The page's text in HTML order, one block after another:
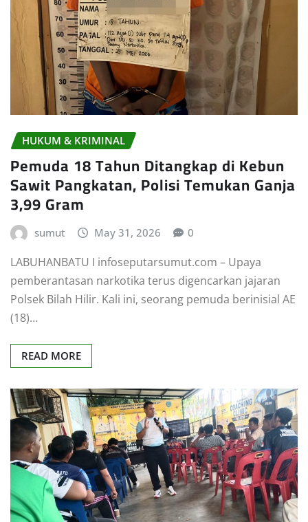
HUKUM & KRIMINAL
Pemuda 18 Tahun Ditangkap di Kebun
Sawit Pangkatan, Polisi Temukan Ganja
3,99 Gram
sumut May 31, 2026 0
LABUHANBATU I infoseputarsumut.com – Upaya
pemberantasan narkotika terus digencarkan jajaran
Polsek Bilah Hilir. Kali ini, seorang pemuda berinisial AE
(18)…
READ MORE